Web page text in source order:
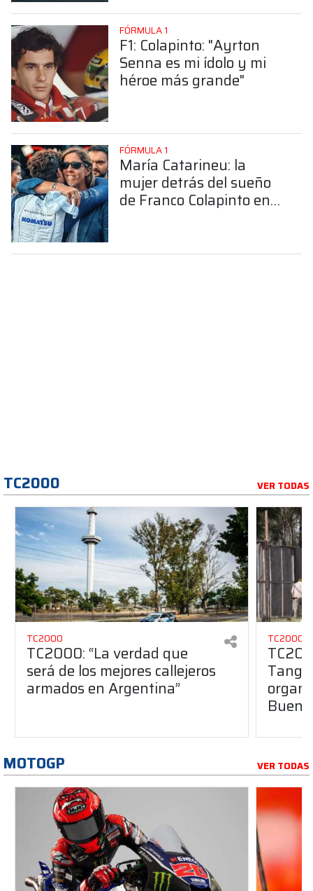
FÓRMULA 1
F1: Colapinto: "Ayrton
Senna es mi ídolo y mi
héroe más grande"
FÓRMULA 1
María Catarineu: la
mujer detrás del sueño
de Franco Colapinto en
TC2000 VER TODAS
TC2000
TC2000: “La verdad que
será de los mejores callejeros
armados en Argentina”
TC2000
MOTOGP VER TODAS